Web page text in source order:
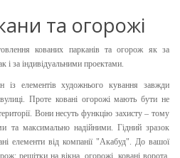
та огорожі
кованих парканів та огорож як за
і за індивідуальними проектами.
із елементів художнього кування завжди
Проте ковані огорожі мають бути не
Вони несуть функцію захисту – тому
та максимально надійними. Гідний зразок
елементи від компанії "Акабуд". До вашої
решітки на вікна, огорожі, ковані ворота,